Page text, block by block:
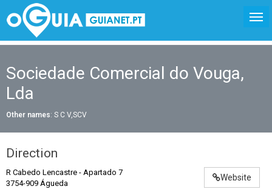
Sociedade Comercial do Vouga,
Lda
Other names: S C V,SCV
Direction
Website
R Cabedo Lencastre - Apartado 7
3754-909 Águeda